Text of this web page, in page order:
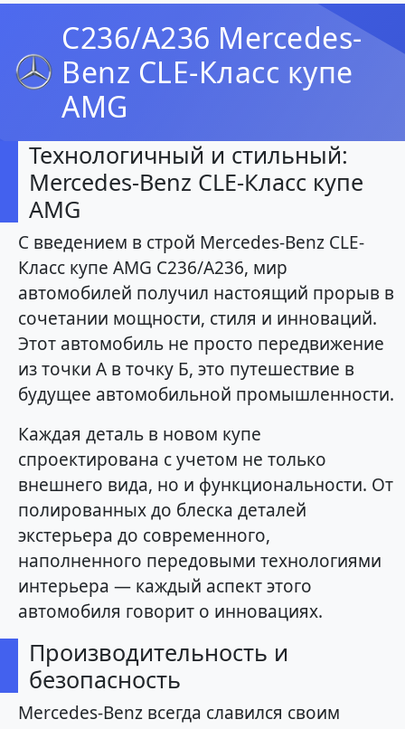
C236/A236 Mercedes-
Benz CLE-Класс купе
AMG
Технологичный и стильный:
Mercedes-Benz CLE-Класс купе
AMG
С введением в строй Mercedes-Benz CLE-
Класс купе AMG C236/A236, мир
автомобилей получил настоящий прорыв в
сочетании мощности, стиля и инноваций.
Этот автомобиль не просто передвижение
из точки А в точку Б, это путешествие в
будущее автомобильной промышленности.
Каждая деталь в новом купе
спроектирована с учетом не только
внешнего вида, но и функциональности. От
полированных до блеска деталей
экстерьера до современного,
наполненного передовыми технологиями
интерьера — каждый аспект этого
автомобиля говорит о инновациях.
Производительность и
безопасность
Mercedes-Benz всегда славился своим